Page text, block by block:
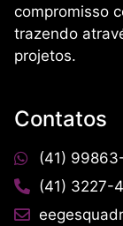
compromisso
trazendo
projetos.
Contatos
(41)
(41) 3227-